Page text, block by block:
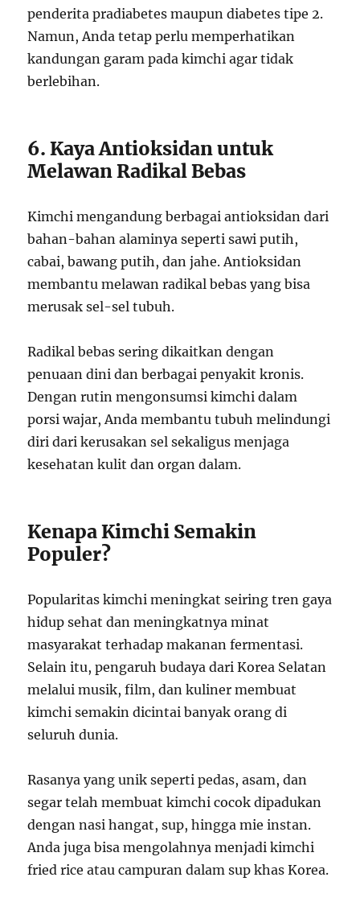
penderita pradiabetes maupun diabetes tipe 2.
Namun, Anda tetap perlu memperhatikan
kandungan garam pada kimchi agar tidak
berlebihan.
6. Kaya Antioksidan untuk
Melawan Radikal Bebas
Kimchi mengandung berbagai antioksidan dari
bahan-bahan alaminya seperti sawi putih,
cabai, bawang putih, dan jahe. Antioksidan
membantu melawan radikal bebas yang bisa
merusak sel-sel tubuh.
Radikal bebas sering dikaitkan dengan
penuaan dini dan berbagai penyakit kronis.
Dengan rutin mengonsumsi kimchi dalam
porsi wajar, Anda membantu tubuh melindungi
diri dari kerusakan sel sekaligus menjaga
kesehatan kulit dan organ dalam.
Kenapa Kimchi Semakin
Populer?
Popularitas kimchi meningkat seiring tren gaya
hidup sehat dan meningkatnya minat
masyarakat terhadap makanan fermentasi.
Selain itu, pengaruh budaya dari Korea Selatan
melalui musik, film, dan kuliner membuat
kimchi semakin dicintai banyak orang di
seluruh dunia.
Rasanya yang unik seperti pedas, asam, dan
segar telah membuat kimchi cocok dipadukan
dengan nasi hangat, sup, hingga mie instan.
Anda juga bisa mengolahnya menjadi kimchi
fried rice atau campuran dalam sup khas Korea.